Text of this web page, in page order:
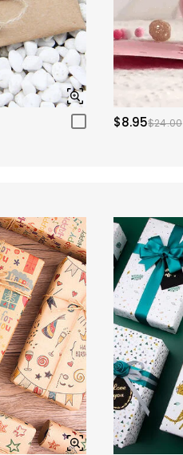
$8.95$24.00